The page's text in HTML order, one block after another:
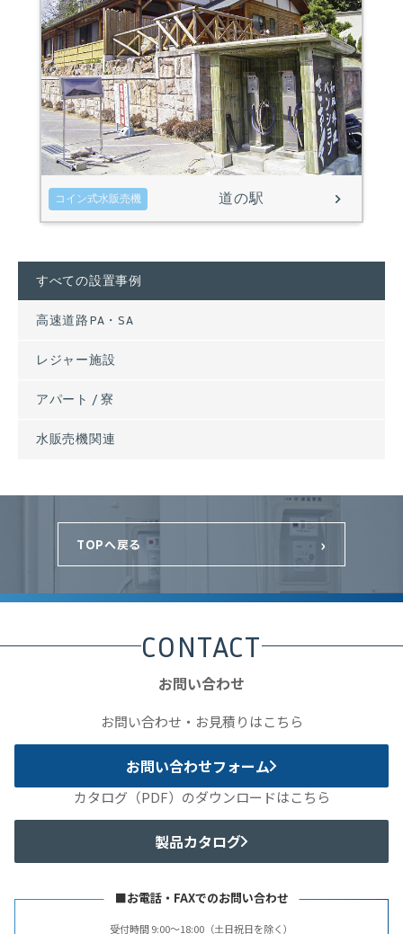
コイン式水販売機 道の駅
すべての設置事例
高速道路PA・SA
レジャー施設
アパート / 寮
水販売機関連
TOPへ戻る ›
CONTACT
お問い合わせ
お問い合わせ・お見積りはこちら
お問い合わせフォーム
カタログ（PDF）のダウンロードはこちら
製品カタログ
■お電話・FAXでのお問い合わせ
受付時間 9:00〜18:00（土日祝日を除く）